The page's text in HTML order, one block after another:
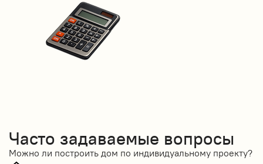
Часто задаваемые вопросы
Можно ли построить дом по индивидуальному проекту?